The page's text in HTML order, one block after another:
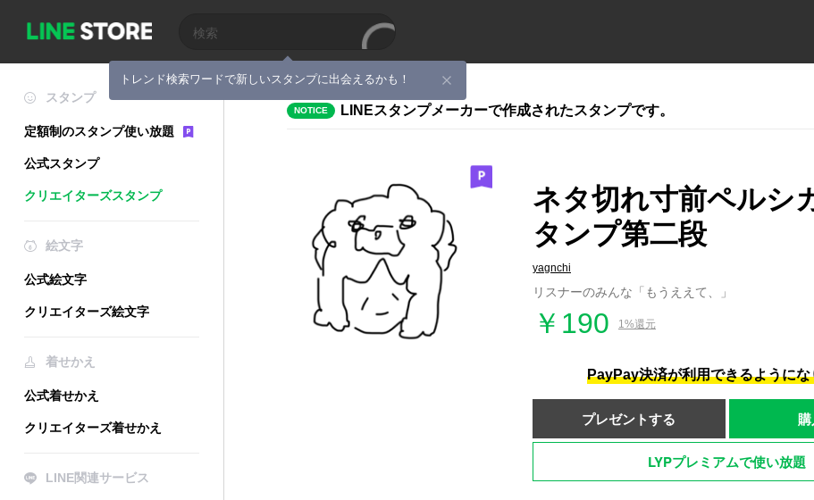
トレンド検索ワードで新しいスタンプに出会えるかも！
スタンプ
定額制のスタンプ使い放題
公式スタンプ
クリエイターズスタンプ
絵文字
公式絵文字
クリエイターズ絵文字
着せかえ
公式着せかえ
クリエイターズ着せかえ
LINE関連サービス
NOTICE LINEスタンプメーカーで作成されたスタンプです。
ネタ切れ寸前ペルシ
タンプ第二段
yagnchi
リスナーのみんな「もうええて、」
￥190 1%還元
PayPay決済が利用できるようにな
プレゼントする
LYPプレミアムで使い放題